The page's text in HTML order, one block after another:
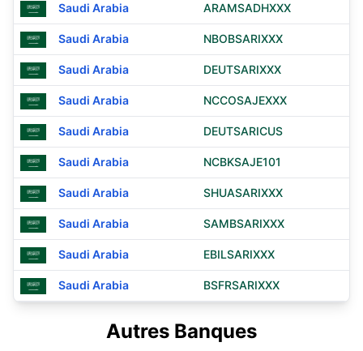
Saudi Arabia ARAMSADHXXX
Saudi Arabia NBOBSARIXXX
Saudi Arabia DEUTSARIXXX
Saudi Arabia NCCOSAJEXXX
Saudi Arabia DEUTSARICUS
Saudi Arabia NCBKSAJE101
Saudi Arabia SHUASARIXXX
Saudi Arabia SAMBSARIXXX
Saudi Arabia EBILSARIXXX
Saudi Arabia BSFRSARIXXX
Autres Banques